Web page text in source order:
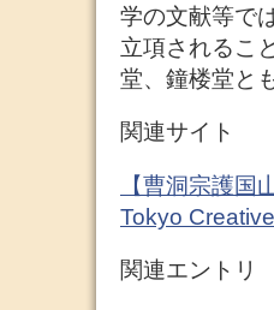
学の文献等で
立項されるこ
堂、鐘楼堂と
関連サイト
【曹洞宗護
Tokyo Creative
関連エントリ